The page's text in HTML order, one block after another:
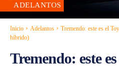
ADELANTOS
Inicio Adelantos
Tremendo: este es el
híbrido)
Tremendo: este